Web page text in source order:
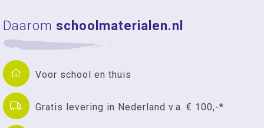
Daarom schoolmaterialen.nl
Voor school en thuis
Gratis levering in Nederland v.a. € 100,-*